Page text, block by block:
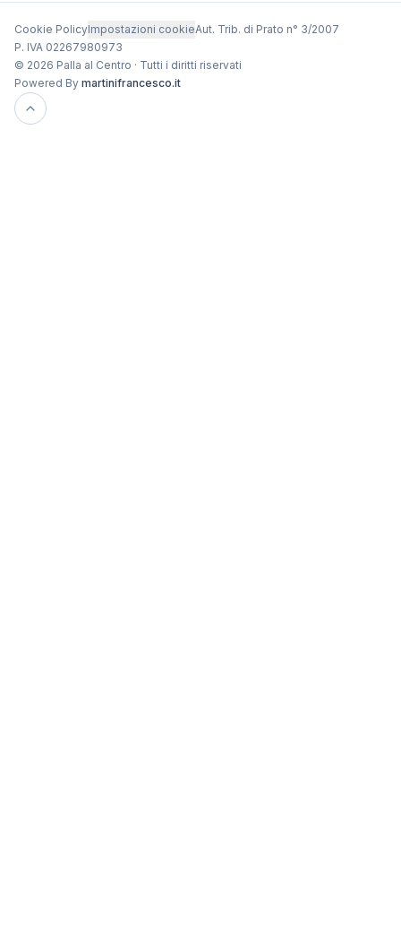
Cookie PolicyImpostazioni cookieAut. Trib. di Prato n° 3/2007
P. IVA 02267980973
© 2026 Palla al Centro · Tutti i diritti riservati
Powered By martinifrancesco.it